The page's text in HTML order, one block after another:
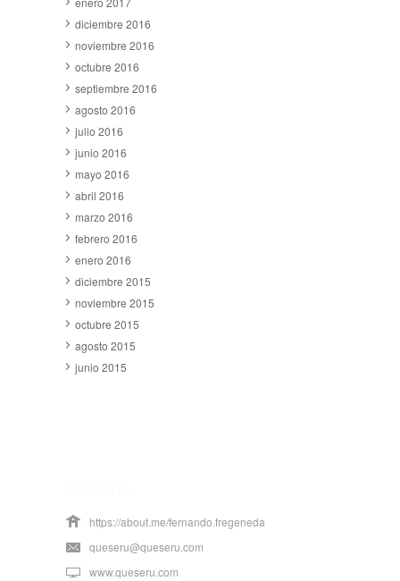
diciembre 2016
noviembre 2016
octubre 2016
septiembre 2016
agosto 2016
julio 2016
junio 2016
mayo 2016
abril 2016
marzo 2016
febrero 2016
enero 2016
diciembre 2015
noviembre 2015
octubre 2015
agosto 2015
junio 2015
https://about.me/fernando.fregeneda
queseru@queseru.com
www.queseru.com